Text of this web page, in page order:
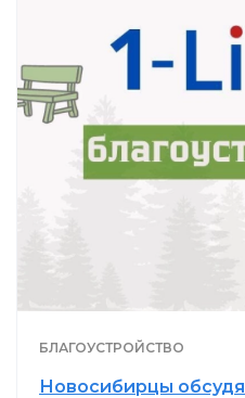
БЛАГОУСТРОЙСТВО
Новосибирцы